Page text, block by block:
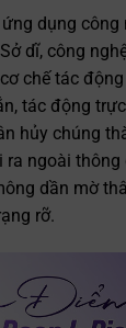
dụng công
dĩ, công
chế tác
tác động
hủy chúng
ngoài thông
dần mờ
rỡ.